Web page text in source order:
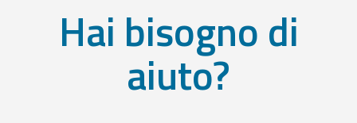
Hai bisogno di
aiuto?